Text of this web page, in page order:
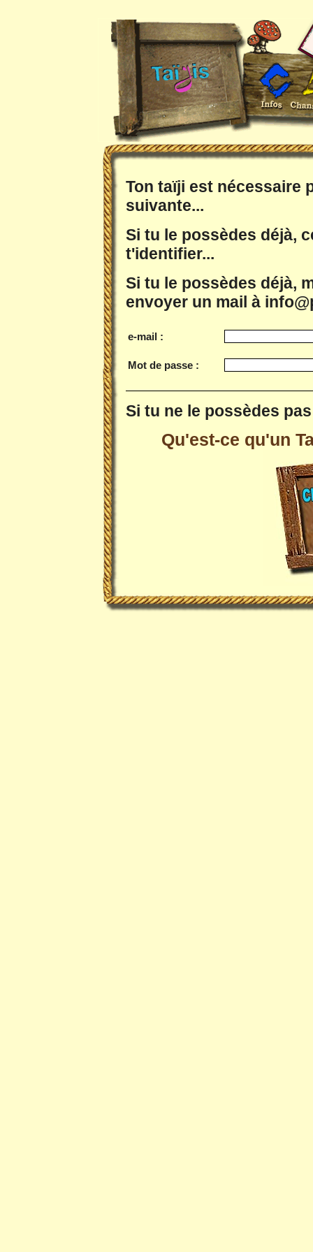
Ton taïji est nécessaire
suivante...
Si tu le possèdes déjà,
t'identifier...
Si tu le possèdes déjà,
envoyer un mail à
e-mail :
Mot de passe :
Si tu ne le possèdes
Qu'est-ce qu'un